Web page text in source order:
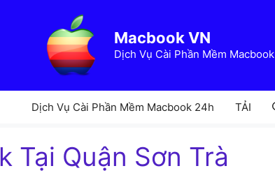
Macbook VN
Dịch Vụ Cài Phần Mềm Macbook
Dịch Vụ Cài Phần Mềm Macbook 24h TẢI
Tại Quận Sơn Trà